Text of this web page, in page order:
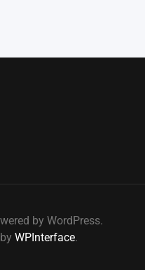
by WordPress.
WPInterface.